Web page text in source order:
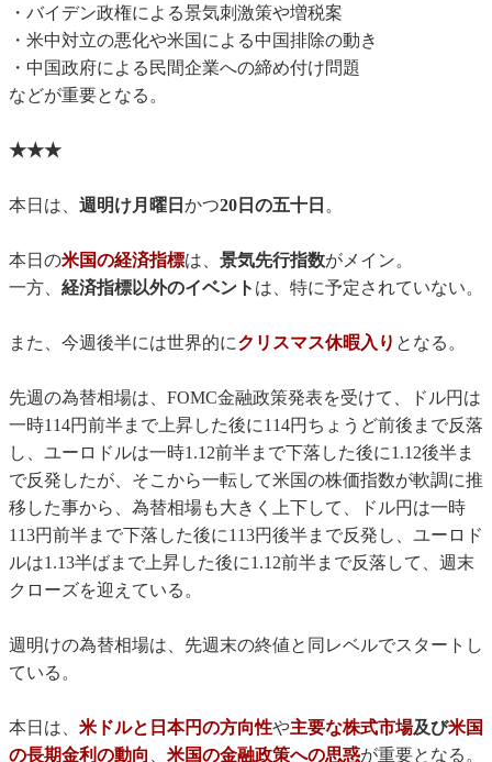
・バイデン政権による景気刺激策や増税案
・米中対立の悪化や米国による中国排除の動き
・中国政府による民間企業への締め付け問題
などが重要となる。
★★★
本日は、 週明け月曜日 かつ20日の五十日 。
本日の米国の経済指標は、 景気先行指数がメイン。
一方、 経済指標以外のイベント は、特に予定されていない。
また、今週後半には世界的にクリスマス休暇入り となる。
先週の為替相場は、FOMC金融政策発表を受けて、ドル円は
一時114円前半まで上昇した後に114円ちょうど前後まで反落
し、ユーロドルは一時1.12前半まで下落した後に1.12後半ま
で反発したが、そこから一転して米国の株価指数が軟調に推
移した事から、為替相場も大きく上下して、ドル円は一時
113円前半まで下落した後に113円後半まで反発し、ユーロド
ルは1.13半ばまで上昇した後に1.12前半まで反落して、週末
クローズを迎えている。
週明けの為替相場は、先週末の終値と同レベルでスタートし
ている。
本日は、 米ドルと日本円の方向性や主要な株式市場及び米国
の長期金利の動向 、 米国の金融政策への思惑が重要となる。